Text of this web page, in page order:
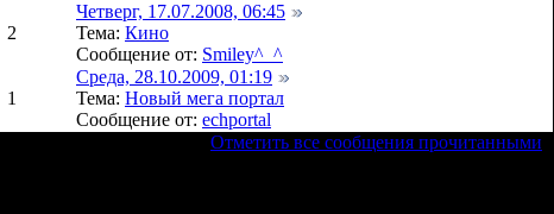
2
Четверг, 17.07.2008, 06:45
Тема: Кино
Сообщение от: Smiley^_^
1
Среда, 28.10.2009, 01:19
Тема: Новый мега портал
Сообщение от: echportal
Отметить все сообщения прочитанными